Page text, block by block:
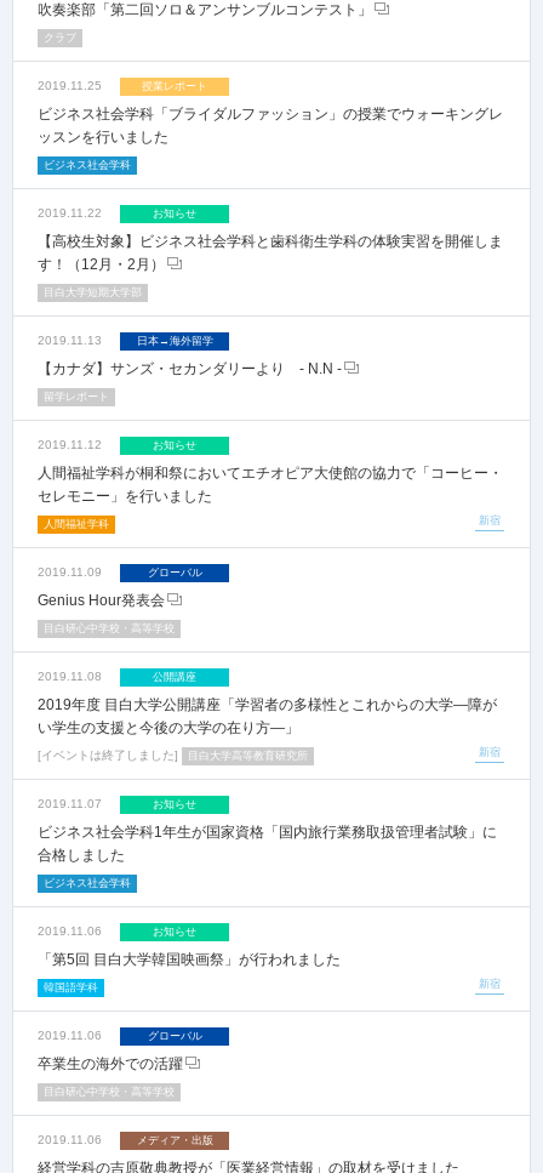
吹奏楽部「第二回ソロ＆アンサンブルコンテスト」
クラブ
2019.11.25 授業レポート
ビジネス社会学科「ブライダルファッション」の授業でウォーキングレ
ッスンを行いました
ビジネス社会学科
2019.11.22 お知らせ
【高校生対象】ビジネス社会学科と歯科衛生学科の体験実習を開催しま
す！（12月・2月）
目白大学短期大学部
2019.11.13 日本→海外留学
【カナダ】サンズ・セカンダリーより - N.N -
留学レポート
2019.11.12 お知らせ
人間福祉学科が桐和祭においてエチオピア大使館の協力で「コーヒー・
セレモニー」を行いました
新宿
人間福祉学科
2019.11.09 グローバル
Genius Hour発表会
目白研心中学校・高等学校
2019.11.08 公開講座
2019年度 目白大学公開講座「学習者の多様性とこれからの大学―障が
い学生の支援と今後の大学の在り方―」
イベントは終了しました 新宿
目白大学高等教育研究所
2019.11.07 お知らせ
ビジネス社会学科1年生が国家資格「国内旅行業務取扱管理者試験」に
合格しました
ビジネス社会学科
2019.11.06 お知らせ
「第5回 目白大学韓国映画祭」が行われました
新宿
韓国語学科
2019.11.06 グローバル
卒業生の海外での活躍
目白研心中学校・高等学校
2019.11.06 メディア・出版
経営学科の吉原敬典教授が「医業経営情報」の取材を受けました